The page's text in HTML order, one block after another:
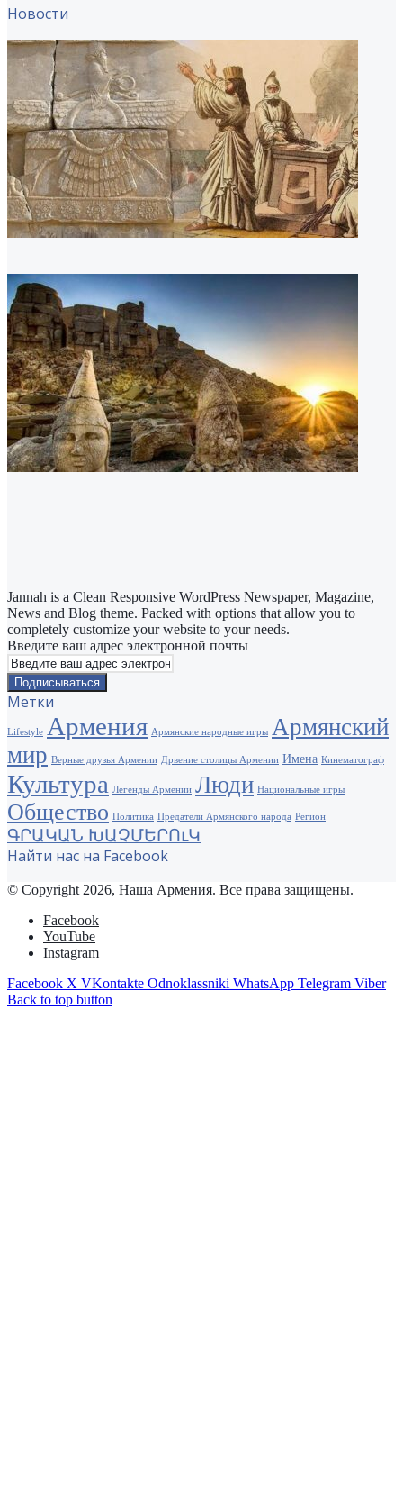
Новости
Jannah is a Clean Responsive WordPress Newspaper, Magazine,
News and Blog theme. Packed with options that allow you to
completely customize your website to your needs.
Введите ваш адрес электронной почты
Метки
Lifestyle Армения Армянские народные игры Армянский
мир Верные друзья Армении Дрвение столицы Армении Имена Кинематограф
Культура Легенды Армении Люди Национальные игры
Общество Политика Предатели Армянского народа Регион
ԳՐԱԿԱՆ ԽԱՉՄԵՐՈւԿ
Найти нас на Facebook
© Copyright 2026, Наша Армения. Все права защищены.
Facebook
YouTube
Instagram
Facebook X VKontakte Odnoklassniki WhatsApp Telegram Viber
Back to top button